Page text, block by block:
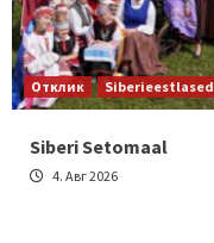
Отклик Siberieestlased
Siberi Setomaal
4. Авг 2026